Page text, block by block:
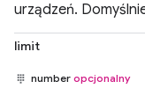
urządzeń.
limit
number opcjonalny